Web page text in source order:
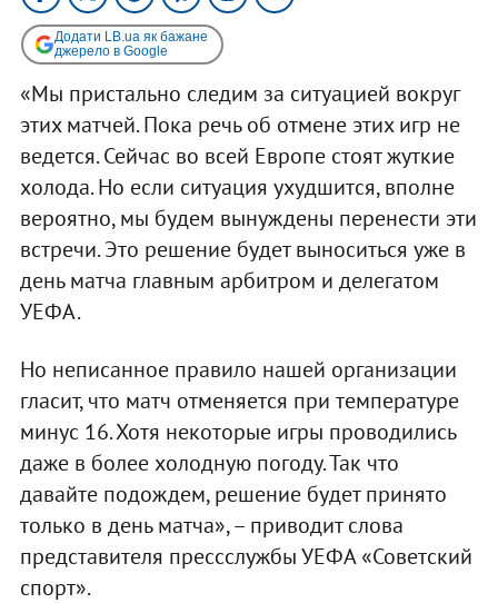
Додати LB.ua як бажане
джерело в Google
«Мы пристально следим за ситуацией вокруг
этих матчей. Пока речь об отмене этих игр не
ведется. Сейчас во всей Европе стоят жуткие
холода. Но если ситуация ухудшится, вполне
вероятно, мы будем вынуждены перенести эти
встречи. Это решение будет выноситься уже в
день матча главным арбитром и делегатом
УЕФА.
Но неписанное правило нашей организации
гласит, что матч отменяется при температуре
минус 16. Хотя некоторые игры проводились
даже в более холодную погоду. Так что
давайте подождем, решение будет принято
только в день матча», – приводит слова
представителя прессслужбы УЕФА «Советский
спорт».